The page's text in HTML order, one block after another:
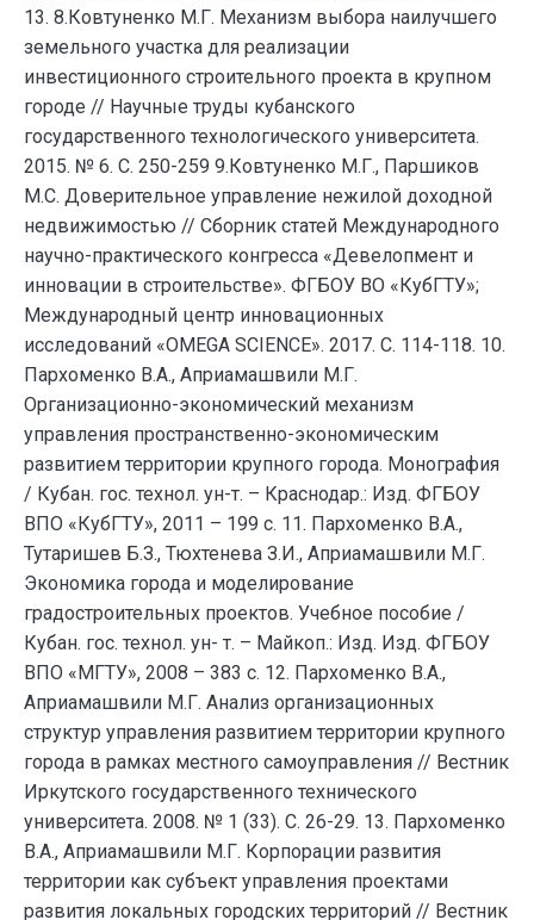
13. 8.Ковтуненко М.Г. Механизм выбора наилучшего
земельного участка для реализации
инвестиционного строительного проекта в крупном
городе // Научные труды кубанского
государственного технологического университета.
2015. № 6. С. 250-259 9.Ковтуненко М.Г., Паршиков
М.С. Доверительное управление нежилой доходной
недвижимостью // Сборник статей Международного
научно-практического конгресса «Девелопмент и
инновации в строительстве». ФГБОУ ВО «КубГТУ»;
Международный центр инновационных
исследований «OMEGA SCIENCE». 2017. С. 114-118. 10.
Пархоменко В.А., Априамашвили М.Г.
Организационно-экономический механизм
управления пространственно-экономическим
развитием территории крупного города. Монография
/ Кубан. гос. технол. ун-т. – Краснодар.: Изд. ФГБОУ
ВПО «КубГТУ», 2011 – 199 с. 11. Пархоменко В.А.,
Тутаришев Б.З., Тюхтенева З.И., Априамашвили М.Г.
Экономика города и моделирование
градостроительных проектов. Учебное пособие /
Кубан. гос. технол. ун- т. – Майкоп.: Изд. Изд. ФГБОУ
ВПО «МГТУ», 2008 – 383 с. 12. Пархоменко В.А.,
Априамашвили М.Г. Анализ организационных
структур управления развитием территории крупного
города в рамках местного самоуправления // Вестник
Иркутского государственного технического
университета. 2008. № 1 (33). С. 26-29. 13. Пархоменко
В.А., Априамашвили М.Г. Корпорации развития
территории как субъект управления проектами
развития локальных городских территорий // Вестник